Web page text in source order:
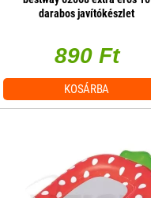
darabos javítókészlet
890 Ft
KOSÁRBA